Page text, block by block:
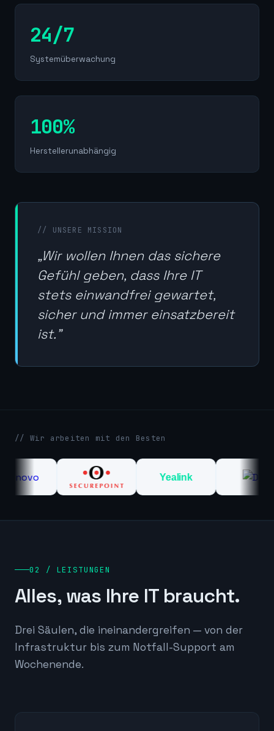
24/7
Systemüberwachung
100%
Herstellerunabhängig
// UNSERE MISSION
„Wir wollen Ihnen das sichere
Gefühl geben, dass Ihre IT
stets einwandfrei gewartet,
sicher und immer einsatzbereit
ist."
// Wir arbeiten mit den Besten
Yealink
02 / LEISTUNGEN
Alles, was Ihre IT braucht.
Drei Säulen, die ineinandergreifen — von der
Infrastruktur bis zum Notfall-Support am
Wochenende.